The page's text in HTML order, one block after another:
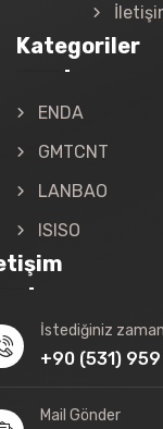
Kategoriler
ENDA
GMTCNT
LANBAO
ISISO
İstediğiniz
+90 (531)
Mail Gönder